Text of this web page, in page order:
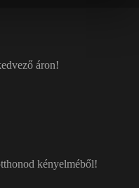
áron!
kényelméből!